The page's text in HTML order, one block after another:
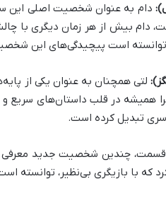
: دام به عنوان شخصیت اصلی این
دام بیش از هر زمان دیگری با
توانسته است پیچیدگی‌های این
:لتی همچنان به عنوان یکی از
همیشه در قلب داستان‌های سریع و
سری تبدیل کرده است.
قسمت، چندین شخصیت جدید معرفی
که با بازیگری بی‌نظیر، توانسته